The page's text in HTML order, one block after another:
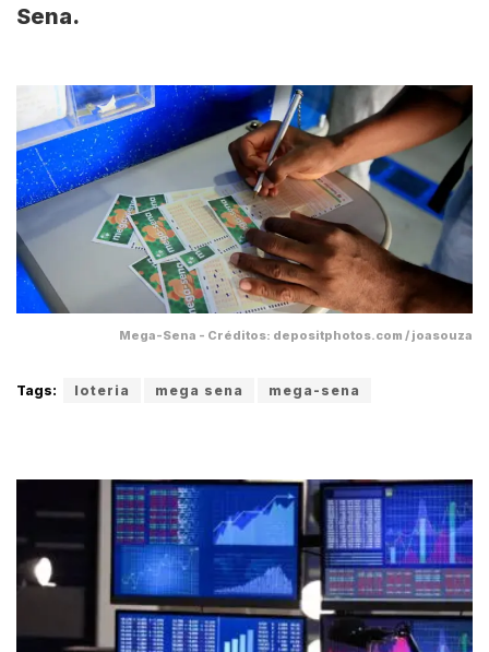
Sena.
Mega-Sena - Créditos: depositphotos.com / joasouza
Tags: loteria mega sena mega-sena